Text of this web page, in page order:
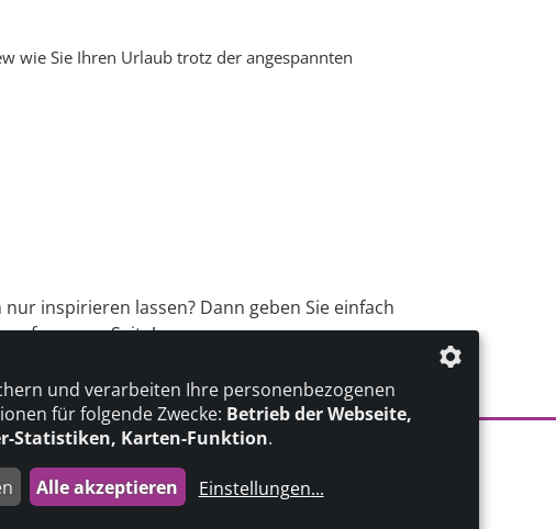
wie Sie Ihren Urlaub trotz der angespannten
inspirieren lassen? Dann geben Sie einfach
auf unserer Seite!
die profilschmiede - Internetagentur
und verarbeiten Ihre personenbezogenen
für folgende Zwecke: Betrieb der Webseite,
Statistiken, Karten-Funktion.
Alle akzeptieren Einstellungen...